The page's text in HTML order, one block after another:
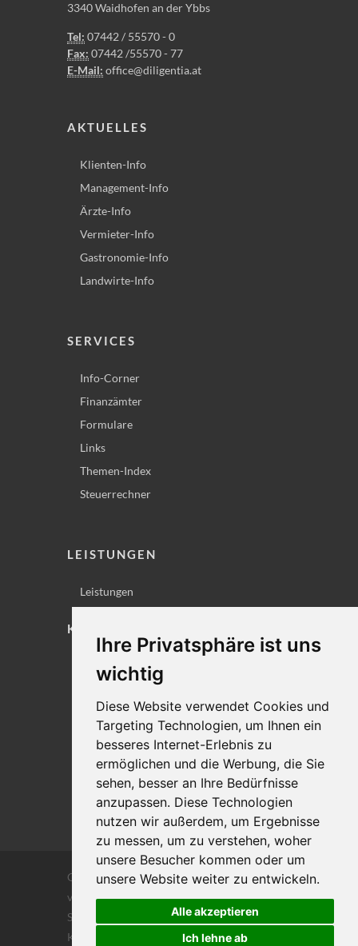
Ihre Privatsphäre ist uns
wichtig
Diese Website verwendet Cookies und
Targeting Technologien, um Ihnen ein
besseres Internet-Erlebnis zu
ermöglichen und die Werbung, die Sie
sehen, besser an Ihre Bedürfnisse
anzupassen. Diese Technologien
nutzen wir außerdem, um Ergebnisse
zu messen, um zu verstehen, woher
unsere Besucher kommen oder um
unsere Website weiter zu entwickeln.
Alle akzeptieren
Ich lehne ab
3340 Waidhofen an der Ybbs
Tel: 07442 / 55570 - 0
Fax: 07442 /55570 - 77
E-Mail: office@diligentia.at
AKTUELLES
Klienten-Info
Management-Info
Ärzte-Info
Vermieter-Info
Gastronomie-Info
Landwirte-Info
SERVICES
Info-Corner
Finanzämter
Formulare
Links
Themen-Index
Steuerrechner
LEISTUNGEN
Leistungen
KONTAKT
Lageplan
Datenschutz
Cookie-Einstellungen
Copyrights © 2026 Alle Rechte vorbehalten
von DILIGENTIA Wirtschaftsprüfung- und
Steuerberatungsgesellschaft m.b. H. und Co
KG